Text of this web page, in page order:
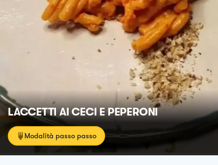
LACCETTI AI CECI E PEPERONI
Modalità passo passo